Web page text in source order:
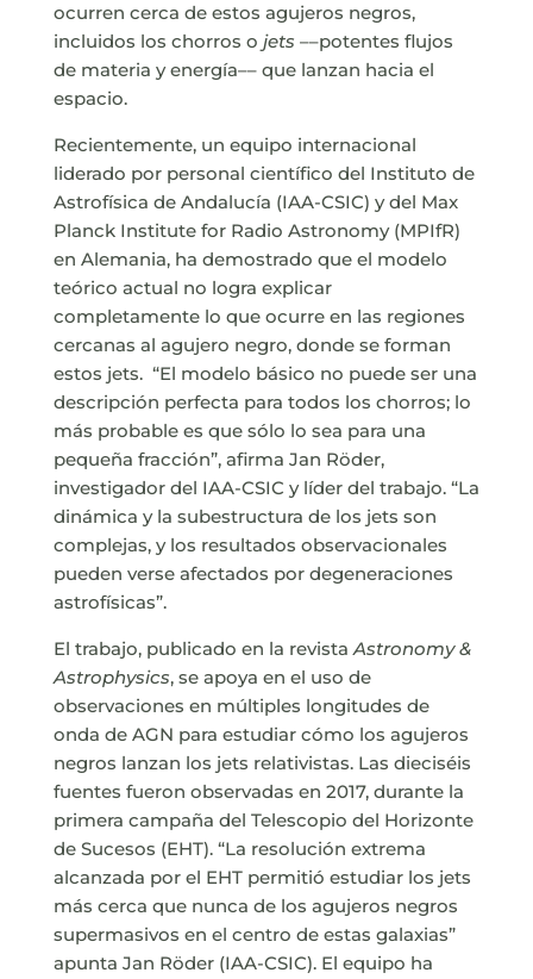
ocurren cerca de estos agujeros negros,
incluidos los chorros o jets ––potentes flujos
de materia y energía–– que lanzan hacia el
espacio.
Recientemente, un equipo internacional
liderado por personal científico del Instituto de
Astrofísica de Andalucía (IAA-CSIC) y del Max
Planck Institute for Radio Astronomy (MPIfR)
en Alemania, ha demostrado que el modelo
teórico actual no logra explicar
completamente lo que ocurre en las regiones
cercanas al agujero negro, donde se forman
estos jets. “El modelo básico no puede ser una
descripción perfecta para todos los chorros; lo
más probable es que sólo lo sea para una
pequeña fracción”, afirma Jan Röder,
investigador del IAA-CSIC y líder del trabajo. “La
dinámica y la subestructura de los jets son
complejas, y los resultados observacionales
pueden verse afectados por degeneraciones
astrofísicas”.
El trabajo, publicado en la revistaAstronomy &
Astrophysics, se apoya en el uso de
observaciones en múltiples longitudes de
onda de AGN para estudiar cómo los agujeros
negros lanzan los jets relativistas. Las dieciséis
fuentes fueron observadas en 2017, durante la
primera campaña del Telescopio del Horizonte
de Sucesos (EHT). “La resolución extrema
alcanzada por el EHT permitió estudiar los jets
más cerca que nunca de los agujeros negros
supermasivos en el centro de estas galaxias”
apunta Jan Röder (IAA-CSIC). El equipo ha